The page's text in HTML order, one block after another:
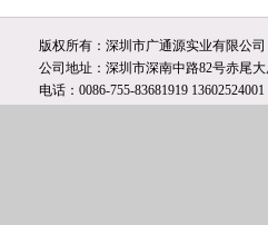
版权所有：深圳市广通源实业有限公
公司地址：深圳市深南中路82号赤尾
电话：0086-755-83681919